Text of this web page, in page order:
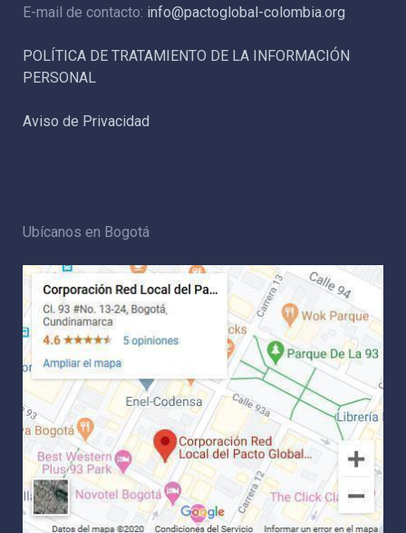
E-mail de contacto: info@pactoglobal-colombia.org
POLÍTICA DE TRATAMIENTO DE LA INFORMACIÓN
PERSONAL
Aviso de Privacidad
Ubícanos en Bogotá